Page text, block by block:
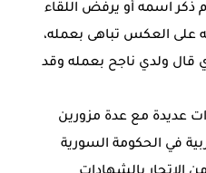
ذكر اسمه أو يرفض اللقاء
على العكس تباهى بعمله،
قال ولدي ناجح بعمله وقد
عديدة مع عدة مزورين
في الحكومة السورية